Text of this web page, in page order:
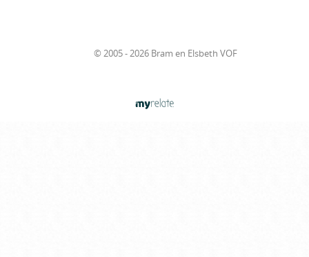
© 2005 - 2026 Bram en Elsbeth VOF